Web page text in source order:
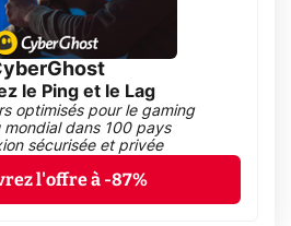
le Ping et le Lag
optimisés pour le gaming
mondial dans 100 pays
sécurisée et privée
l'offre à -87%